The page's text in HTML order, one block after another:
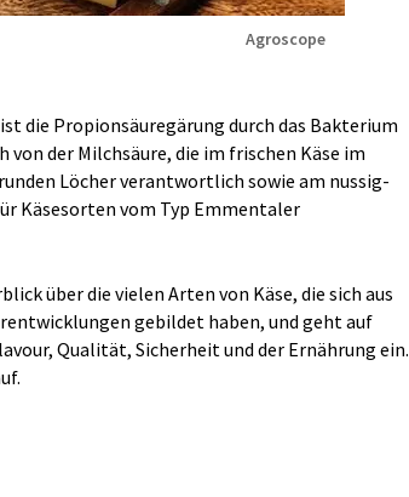
Agroscope
die Propionsäuregärung durch das Bakterium
von der Milchsäure, die im frischen Käse im
Löcher verantwortlich sowie am nussig-
Käsesorten vom Typ Emmentaler
über die vielen Arten von Käse, die sich aus
gebildet haben, und geht auf
Qualität, Sicherheit und der Ernährung ein.